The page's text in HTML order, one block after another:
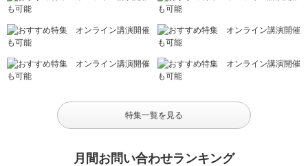
特集一覧を見る
月間お問い合わせランキング